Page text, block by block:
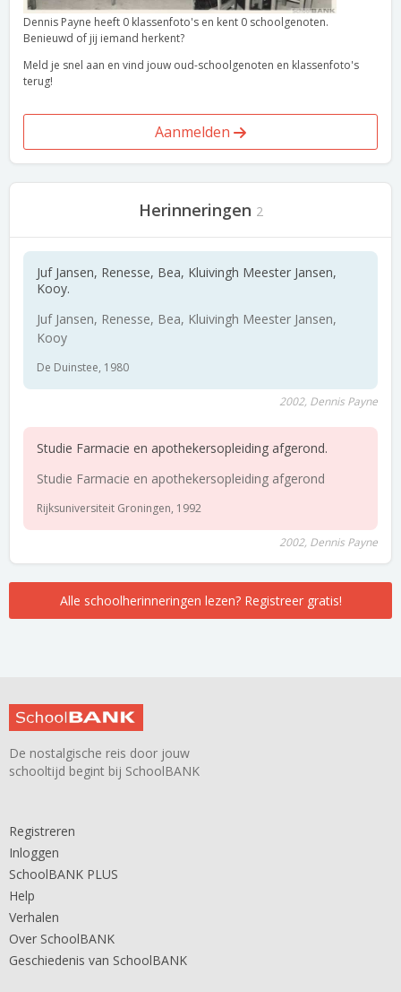
Dennis Payne heeft 0 klassenfoto's en kent 0 schoolgenoten.
Benieuwd of jij iemand herkent?
Meld je snel aan en vind jouw oud-schoolgenoten en klassenfoto's
terug!
Aanmelden
Herinneringen 2
Juf Jansen, Renesse, Bea, Kluivingh Meester Jansen,
Kooy.
Juf Jansen, Renesse, Bea, Kluivingh Meester Jansen,
Kooy
De Duinstee, 1980
2002, Dennis Payne
Studie Farmacie en apothekersopleiding afgerond.
Studie Farmacie en apothekersopleiding afgerond
Rijksuniversiteit Groningen, 1992
2002, Dennis Payne
Alle schoolherinneringen lezen? Registreer gratis!
De nostalgische reis door jouw
schooltijd begint bij SchoolBANK
Registreren
Inloggen
SchoolBANK PLUS
Help
Verhalen
Over SchoolBANK
Geschiedenis van SchoolBANK